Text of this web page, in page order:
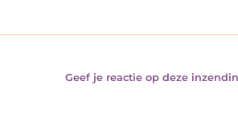
Geef je reactie op deze